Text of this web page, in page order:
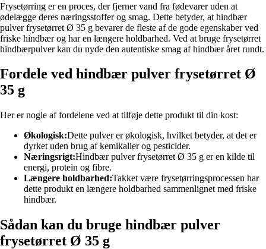
Frysetørring er en proces, der fjerner vand fra fødevarer uden at
ødelægge deres næringsstoffer og smag. Dette betyder, at hindbær
pulver frysetørret Ø 35 g bevarer de fleste af de gode egenskaber ved
friske hindbær og har en længere holdbarhed. Ved at bruge frysetørret
hindbærpulver kan du nyde den autentiske smag af hindbær året rundt.
Fordele ved hindbær pulver frysetørret Ø
35 g
Her er nogle af fordelene ved at tilføje dette produkt til din kost:
Økologisk:Dette pulver er økologisk, hvilket betyder, at det er
dyrket uden brug af kemikalier og pesticider.
Næringsrigt:Hindbær pulver frysetørret Ø 35 g er en kilde til
energi, protein og fibre.
Længere holdbarhed:Takket være frysetørringsprocessen har
dette produkt en længere holdbarhed sammenlignet med friske
hindbær.
Sådan kan du bruge hindbær pulver
frysetørret Ø 35 g